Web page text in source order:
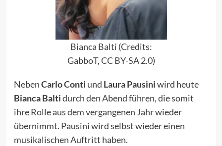
Bianca Balti (Credits:
GabboT,CC BY-SA 2.0)
NebenCarlo Conti und Laura Pausiniwird heute
Bianca Baltidurch den Abend führen, die somit
ihre Rolleaus dem vergangenen Jahrwieder
übernimmt. Pausini wird selbst wieder einen
musikalischen Auftritt haben.